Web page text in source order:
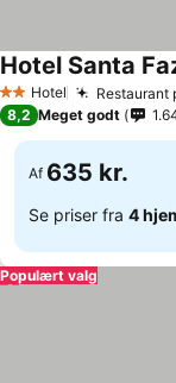
2 Stjerner
Hotel Restaurant
Hotel Santa
8,2 Meget godt
Af 635 kr.
Se priser fra 4
Populært valg